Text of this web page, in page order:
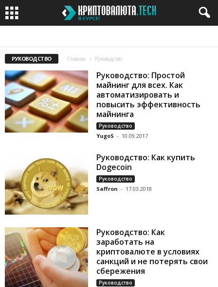
РУКОВОДСТВО Главная Руководство
Руководство: Простой
майнинг для всех. Как
автоматизировать и
повысить эффективность
майнинга
Руководство
YugoS - 10.09.2017
Руководство: Как купить
Dogecoin
Руководство
Saffron - 17.03.2018
Руководство: Как
заработать на
криптовалюте в условиях
санкций и не потерять свои
сбережения
Руководство